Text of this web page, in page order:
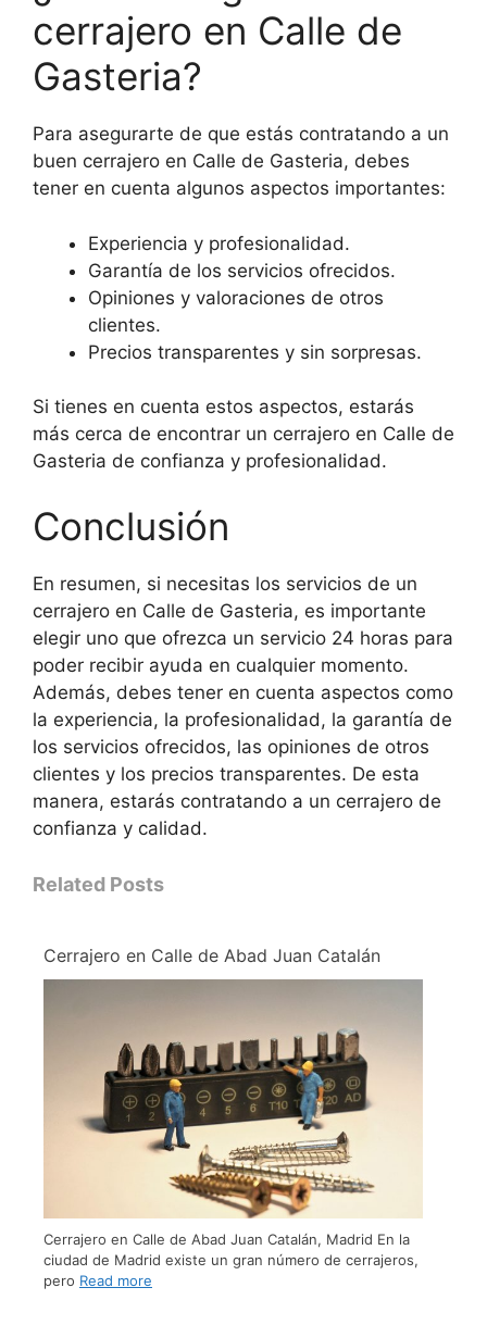
cerrajero en Calle de
Gasteria?
Para asegurarte de que estás contratando a un
buen cerrajero en Calle de Gasteria, debes
tener en cuenta algunos aspectos importantes:
Experiencia y profesionalidad.
Garantía de los servicios ofrecidos.
Opiniones y valoraciones de otros
clientes.
Precios transparentes y sin sorpresas.
Si tienes en cuenta estos aspectos, estarás
más cerca de encontrar un cerrajero en Calle de
Gasteria de confianza y profesionalidad.
Conclusión
En resumen, si necesitas los servicios de un
cerrajero en Calle de Gasteria, es importante
elegir uno que ofrezca un servicio 24 horas para
poder recibir ayuda en cualquier momento.
Además, debes tener en cuenta aspectos como
la experiencia, la profesionalidad, la garantía de
los servicios ofrecidos, las opiniones de otros
clientes y los precios transparentes. De esta
manera, estarás contratando a un cerrajero de
confianza y calidad.
Related Posts
Cerrajero en Calle de Abad Juan Catalán
Cerrajero en Calle de Abad Juan Catalán, Madrid En la
ciudad de Madrid existe un gran número de cerrajeros,
pero Read more